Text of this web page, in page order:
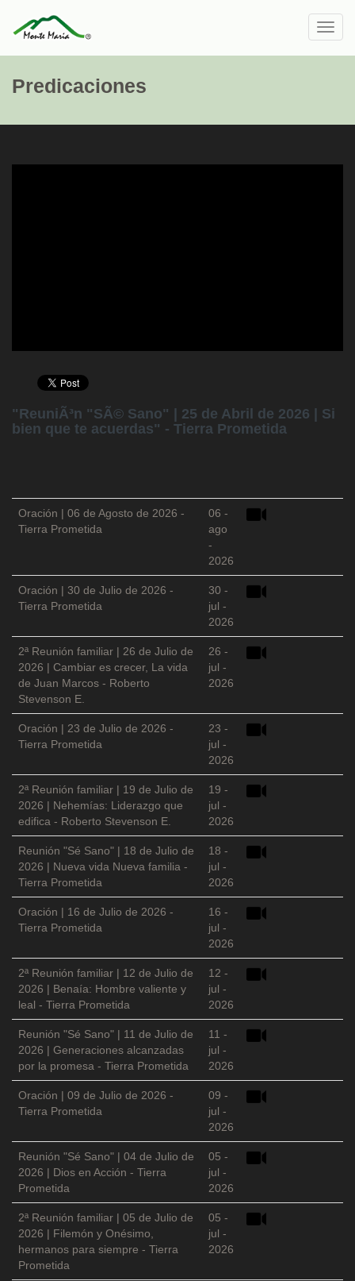
Predicaciones
"ReuniÃ³n "SÃ© Sano" | 25 de Abril de 2026 | Si
bien que te acuerdas" - Tierra Prometida
Oración | 06 de Agosto de 2026 -
Tierra Prometida
06 -
ago
-
2026
Oración | 30 de Julio de 2026 -
Tierra Prometida
30 -
jul -
2026
2ª Reunión familiar | 26 de Julio de
2026 | Cambiar es crecer, La vida
de Juan Marcos - Roberto
Stevenson E.
26 -
jul -
2026
Oración | 23 de Julio de 2026 -
Tierra Prometida
23 -
jul -
2026
2ª Reunión familiar | 19 de Julio de
2026 | Nehemías: Liderazgo que
edifica - Roberto Stevenson E.
19 -
jul -
2026
Reunión "Sé Sano" | 18 de Julio de
2026 | Nueva vida Nueva familia -
Tierra Prometida
18 -
jul -
2026
Oración | 16 de Julio de 2026 -
Tierra Prometida
16 -
jul -
2026
2ª Reunión familiar | 12 de Julio de
2026 | Benaía: Hombre valiente y
leal - Tierra Prometida
12 -
jul -
2026
Reunión "Sé Sano" | 11 de Julio de
2026 | Generaciones alcanzadas
por la promesa - Tierra Prometida
11 -
jul -
2026
Oración | 09 de Julio de 2026 -
Tierra Prometida
09 -
jul -
2026
Reunión "Sé Sano" | 04 de Julio de
2026 | Dios en Acción - Tierra
Prometida
05 -
jul -
2026
2ª Reunión familiar | 05 de Julio de
2026 | Filemón y Onésimo,
hermanos para siempre - Tierra
Prometida
05 -
jul -
2026